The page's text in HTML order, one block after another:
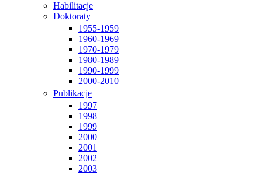
Habilitacje
Doktoraty
1955-1959
1960-1969
1970-1979
1980-1989
1990-1999
2000-2010
Publikacje
1997
1998
1999
2000
2001
2002
2003